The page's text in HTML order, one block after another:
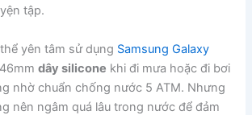
tập.
yên tâm sử dụng Samsung Galaxy
dây silicone khi đi mưa hoặc đi bơi
nhờ chuẩn chống nước 5 ATM. Nhưng
nên ngâm quá lâu trong nước để đảm